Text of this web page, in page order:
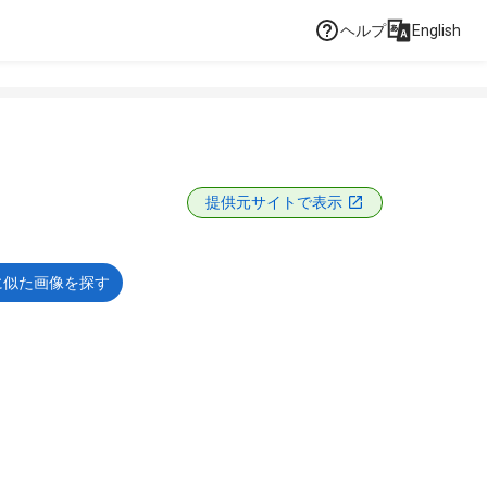
ヘルプ English
提供元サイトで表示
た画像を探す